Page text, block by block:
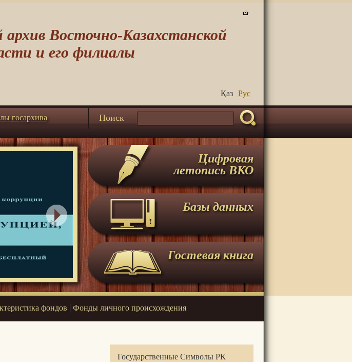
архив Восточно-Казахстанской
и его филиалы
Қаз Руc
госархива
Поиск
Цифровая
летопись ВКО
Базы данных
Гостевая книга
фондов Фонды личного происхождения
Государственные Символы РК